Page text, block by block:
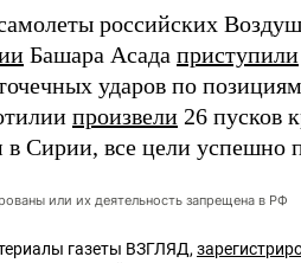
российских
Башара Асада приступили
ударов по
произвели 26 пусков
в Сирии, все цели успешно
или их деятельность запрещена в РФ
газеты ВЗГЛЯД,